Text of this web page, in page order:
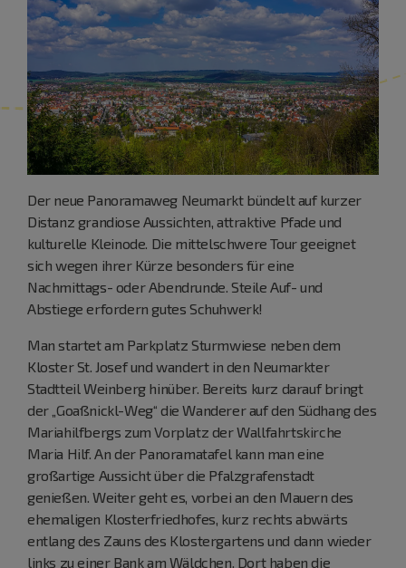
Der neue Panoramaweg Neumarkt bündelt auf kurzer
Distanz grandiose Aussichten, attraktive Pfade und
kulturelle Kleinode. Die mittelschwere Tour geeignet
sich wegen ihrer Kürze besonders für eine
Nachmittags- oder Abendrunde. Steile Auf- und
Abstiege erfordern gutes Schuhwerk!
Man startet am Parkplatz Sturmwiese neben dem
Kloster St. Josef und wandert in den Neumarkter
Stadtteil Weinberg hinüber. Bereits kurz darauf bringt
der „Goaßnickl-Weg“ die Wanderer auf den Südhang des
Mariahilfbergs zum Vorplatz der Wallfahrtskirche
Maria Hilf. An der Panoramatafel kann man eine
großartige Aussicht über die Pfalzgrafenstadt
genießen. Weiter geht es, vorbei an den Mauern des
ehemaligen Klosterfriedhofes, kurz rechts abwärts
entlang des Zauns des Klostergartens und dann wieder
links zu einer Bank am Wäldchen. Dort haben die